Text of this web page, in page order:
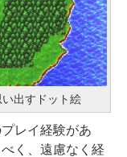
出すドット絵
レイ経験があ
く、遠慮なく経